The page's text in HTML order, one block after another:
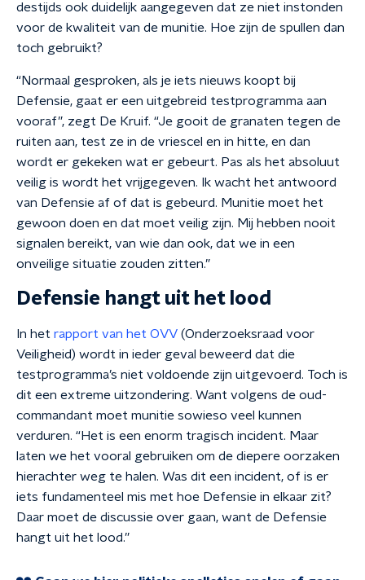
destijds ook duidelijk aangegeven dat ze niet instonden
voor de kwaliteit van de munitie. Hoe zijn de spullen dan
toch gebruikt?
“Normaal gesproken, als je iets nieuws koopt bij
Defensie, gaat er een uitgebreid testprogramma aan
vooraf”, zegt De Kruif. “Je gooit de granaten tegen de
ruiten aan, test ze in de vriescel en in hitte, en dan
wordt er gekeken wat er gebeurt. Pas als het absoluut
veilig is wordt het vrijgegeven. Ik wacht het antwoord
van Defensie af of dat is gebeurd. Munitie moet het
gewoon doen en dat moet veilig zijn. Mij hebben nooit
signalen bereikt, van wie dan ook, dat we in een
onveilige situatie zouden zitten.”
Defensie hangt uit het lood
In het rapport van het OVV (Onderzoeksraad voor
Veiligheid) wordt in ieder geval beweerd dat die
testprogramma’s niet voldoende zijn uitgevoerd. Toch is
dit een extreme uitzondering. Want volgens de oud-
commandant moet munitie sowieso veel kunnen
verduren. “Het is een enorm tragisch incident. Maar
laten we het vooral gebruiken om de diepere oorzaken
hierachter weg te halen. Was dit een incident, of is er
iets fundamenteel mis met hoe Defensie in elkaar zit?
Daar moet de discussie over gaan, want de Defensie
hangt uit het lood.”